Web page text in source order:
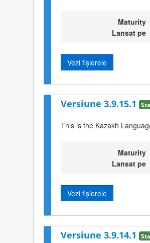
Maturity
Lansat pe
Vezi fișierele
Versiune 3.9.15.1
This is the Kazakh
Maturity
Lansat pe
Vezi fișierele
Versiune 3.9.14.1